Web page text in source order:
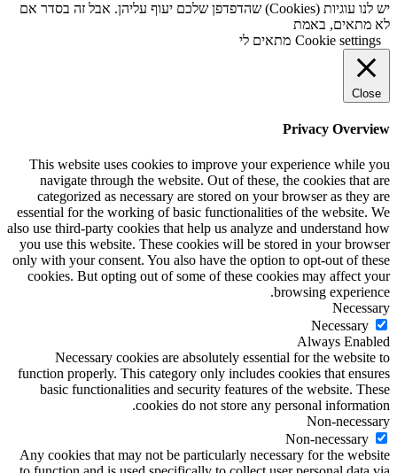
יש לנו עוגיות (Cookies) שהדפדפן שלכם יעוף עליהן. אבל זה בסדר אם
לא מתאים, באמת
Cookie settings מתאים לי
Close
Privacy Overview
This website uses cookies to improve your experience while you
navigate through the website. Out of these, the cookies that are
categorized as necessary are stored on your browser as they are
essential for the working of basic functionalities of the website. We
also use third-party cookies that help us analyze and understand how
you use this website. These cookies will be stored in your browser
only with your consent. You also have the option to opt-out of these
cookies. But opting out of some of these cookies may affect your
browsing experience.
Necessary
Necessary
Always Enabled
Necessary cookies are absolutely essential for the website to
function properly. This category only includes cookies that ensures
basic functionalities and security features of the website. These
cookies do not store any personal information.
Non-necessary
Non-necessary
Any cookies that may not be particularly necessary for the website